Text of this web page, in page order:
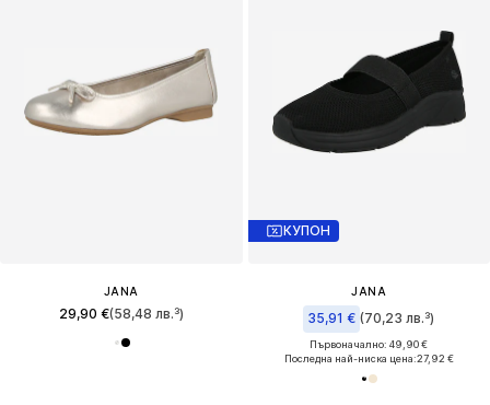
JANA
29,90 €(58,48 лв.³)
КУПОН
JANA
35,91 € (70,23 лв.³)
Първоначално: 49,90 €
Последна най-ниска цена:27,92 €